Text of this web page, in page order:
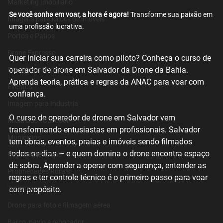
Imagens para leiloes de imoveis
Estradas e Rodovias
Eventos
Midia Bus - Busdoor
Municipios
Pocos Artesianos
Propriedades Rurais
Turismo
Se você sonha em voar, a hora é agora! Transforme sua paixão em
uma profissão lucrativa.
Quer iniciar sua carreira como piloto? Conheça o curso de
operador de drone em Salvador da Drone da Bahia.
Aprenda teoria, prática e regras da ANAC para voar com
confiança.
O curso de operador de drone em Salvador vem
transformando entusiastas em profissionais. Salvador
tem obras, eventos, praias e imóveis sendo filmados
todos os dias — e quem domina o drone encontra espaço
de sobra. Aprender a operar com segurança, entender as
regras e ter controle técnico é o primeiro passo para voar
com propósito.